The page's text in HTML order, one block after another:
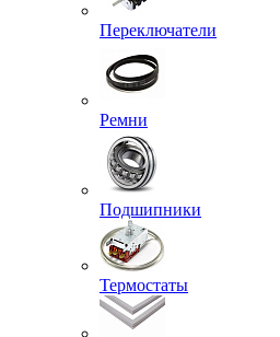
Переключатели
Ремни
Подшипники
Термостаты